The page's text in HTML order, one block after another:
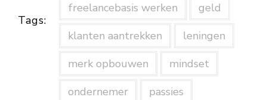
Tags:
freelancebasis werken
geld
klanten aantrekken
leningen
merk opbouwen
mindset
ondernemer
passies